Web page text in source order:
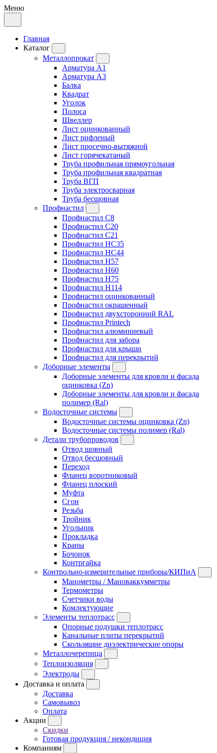
Меню
Главная
Каталог
Металлопрокат
Арматура А1
Арматура А3
Балка
Квадрат
Уголок
Полоса
Швеллер
Лист оцинкованный
Лист рифленый
Лист просечно-вытяжной
Лист горячекатаный
Труба профильная прямоугольная
Труба профильная квадратная
Труба ВГП
Труба электросварная
Труба бесшовная
Профнастил
Профнастил C8
Профнастил C20
Профнастил C21
Профнастил HC35
Профнастил HC44
Профнастил H57
Профнастил H60
Профнастил H75
Профнастил H114
Профнастил оцинкованный
Профнастил окрашенный
Профнастил двухсторонний RAL
Профнастил Printech
Профнастил алюминиевый
Профнастил для забора
Профнастил для крыши
Профнастил для перекрытий
Доборные элементы
Доборные элементы для кровли и фасада
оцинковка (Zn)
Доборные элементы для кровли и фасада
полимер (Ral)
Водосточные системы
Водосточные системы оцинковка (Zn)
Водосточные системы полимер (Ral)
Детали трубопроводов
Отвод шовный
Отвод бесшовный
Переход
Фланец воротниковый
Фланец плоский
Муфта
Сгон
Резьба
Тройник
Угольник
Прокладка
Краны
Бочонок
Контргайка
Контрольно-измерительные приборы/КИПиА
Манометры / Мановаккумметры
Термометры
Счетчики воды
Комлектующие
Элементы теплотрасс
Опорные подушки теплотрасс
Канальные плиты перекрытий
Скользящие диэлектрические опоры
Металлочерепица
Теплоизоляция
Электроды
Доставка и оплата
Доставка
Самовывоз
Оплата
Акции
Скидки
Готовая продукция / некондиция
Компаниям